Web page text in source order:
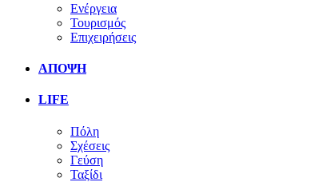
Ενέργεια
Τουρισμός
Επιχειρήσεις
ΑΠΟΨΗ
LIFE
Πόλη
Σχέσεις
Γεύση
Ταξίδι